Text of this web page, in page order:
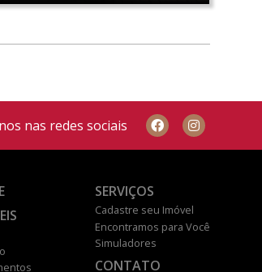
nas redes sociais
SERVIÇOS
Cadastre seu Imóvel
Encontramos para Você
Simuladores
CONTATO